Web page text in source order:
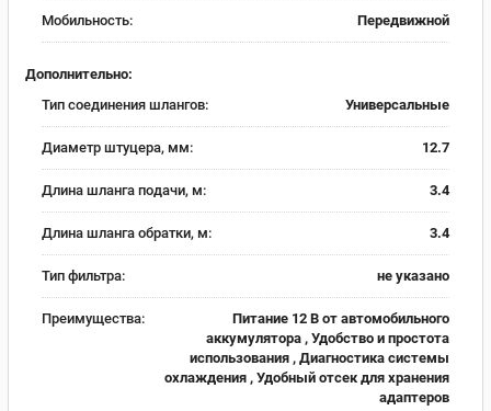
Мобильность: Передвижной
Дополнительно:
Тип соединения шлангов:
Универсальные
Диаметр штуцера, мм: 12.7
Длина шланга подачи, м: 3.4
Длина шланга обратки, м: 3.4
Тип фильтра: не указано
Преимущества:
Питание 12 В от автомобильного
аккумулятора , Удобство и простота
использования , Диагностика системы
охлаждения , Удобный отсек для хранения
адаптеров